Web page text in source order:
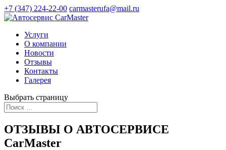
+7 (347) 224-22-00 carmasterufa@mail.ru
Услуги
О компании
Новости
Отзывы
Контакты
Галерея
Выбрать страницу
ОТЗЫВЫ О АВТОСЕРВИСЕ
CarMaster